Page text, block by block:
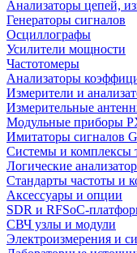
Анализаторы цепей,
Генераторы сигналов
Осциллографы
Усилители мощности
Частотомеры
Анализаторы
Измерители и
Измерительные
Модульные приборы
Имитаторы сигналов
Системы и комплексы
Логические
Стандарты частоты и
Аксессуары и опции
SDR и
СВЧ узлы и модули
Электроизмерения и